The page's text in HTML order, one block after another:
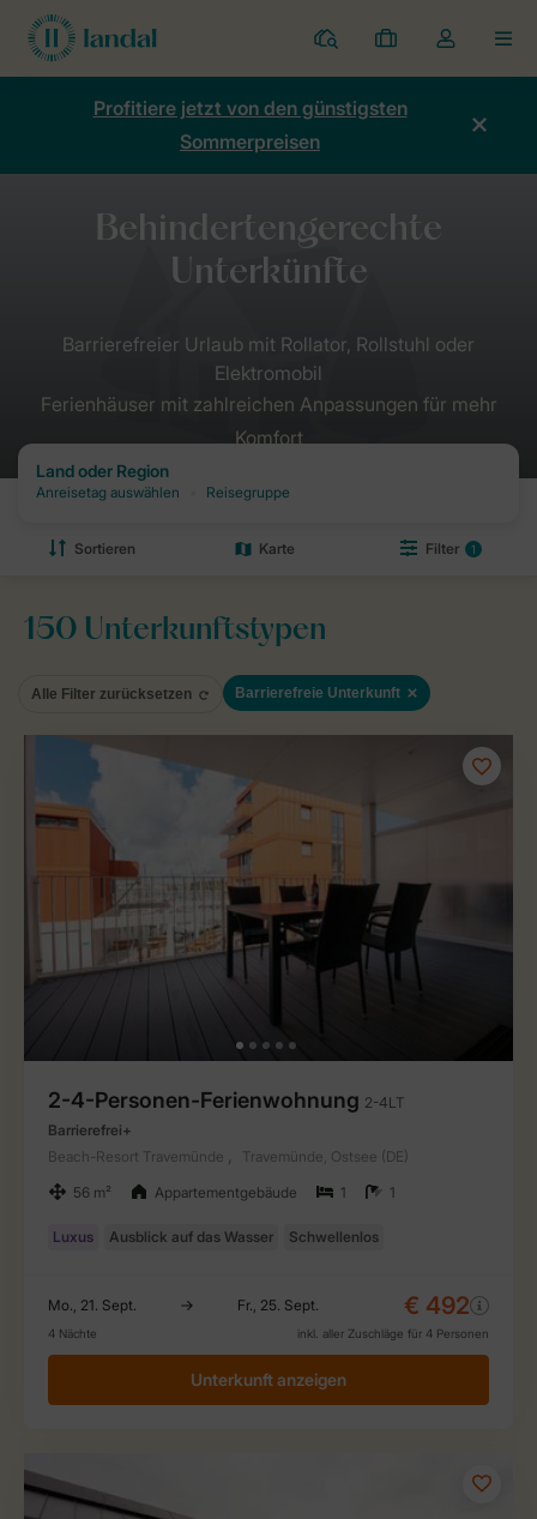
Ferienparks
Meine
Buchungen
Dropdown-
Menü
Kontos
Profitiere jetzt von den günstigsten
Sommerpreisen
Ferienhäuser mit zahlreichen Anpassungen für mehr
Komfort